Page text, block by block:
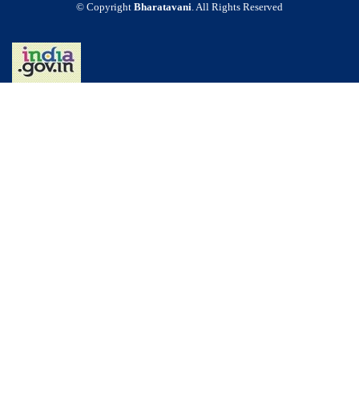
© Copyright Bharatavani. All Rights Reserved